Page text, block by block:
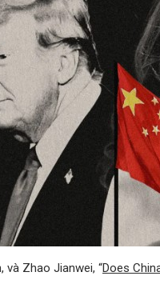
và Zhao Jianwei, “Does